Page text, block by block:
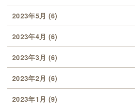
2023年5月 (6)
2023年4月 (6)
2023年3月 (6)
2023年2月 (6)
2023年1月 (9)